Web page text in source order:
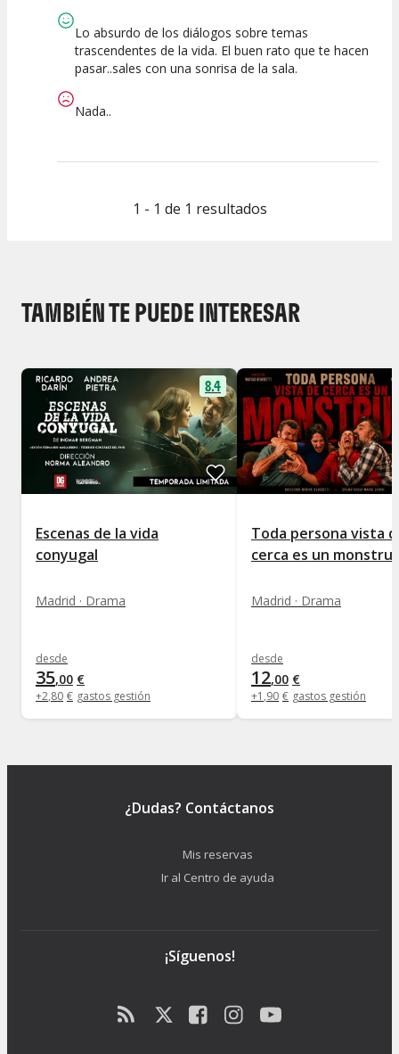
Lo absurdo de los diálogos sobre temas
trascendentes de la vida. El buen rato que te hacen
pasar..sales con una sonrisa de la sala.
Nada..
1 - 1 de 1 resultados
TAMBIÉN TE PUEDE INTERESAR
8.4
Escenas de la vida
conyugal
Madrid · Drama
desde
35,00 €
+2,80 € gastos gestión
Toda persona vista
cerca es un
Madrid · Drama
desde
12,00 €
+1 ,90 € gastos gestión
¿Dudas? Contáctanos
Mis reservas
Ir al Centro de ayuda
¡Síguenos!